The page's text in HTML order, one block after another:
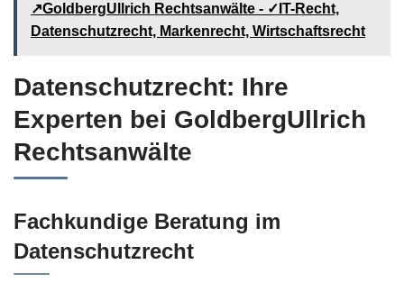
↗️GoldbergUllrich Rechtsanwälte - ✓IT-Recht,
Datenschutzrecht, Markenrecht, Wirtschaftsrecht
Datenschutzrecht: Ihre
Experten bei GoldbergUllrich
Rechtsanwälte
Fachkundige Beratung im
Datenschutzrecht